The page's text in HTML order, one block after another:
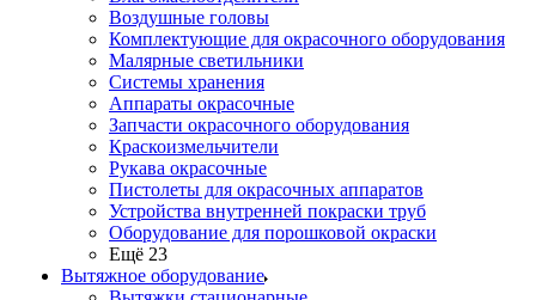
Воздушные головы
Комплектующие для окрасочного оборудования
Малярные светильники
Системы хранения
Аппараты окрасочные
Запчасти окрасочного оборудования
Краскоизмельчители
Рукава окрасочные
Пистолеты для окрасочных аппаратов
Устройства внутренней покраски труб
Оборудование для порошковой окраски
Ещё 23
Вытяжное оборудование